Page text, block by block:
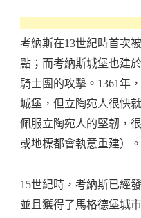
考納斯在13世紀時首次
點；而考納斯城堡也建
騎士團的攻擊。1361年
城堡，但立陶宛人很快
佩服立陶宛人的堅韌，
或地標都會執意重建）。
15世紀時，考納斯已經
並且獲得了馬格德堡城